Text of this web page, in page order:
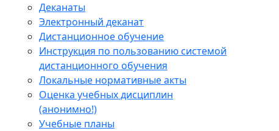
Деканаты
Электронный деканат
Дистанционное обучение
Инструкция по пользованию системой
дистанционного обучения
Локальные нормативные акты
Оценка учебных дисциплин
(анонимно!)
Учебные планы